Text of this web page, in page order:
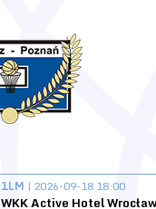
1LM | 2026-09-18 18:00
WKK Active Hotel Wrocław